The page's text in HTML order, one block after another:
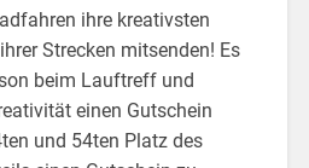
ihre kreativsten
Strecken mitsenden! Es
beim Lauftreff und
einen Gutschein
und 54ten Platz des